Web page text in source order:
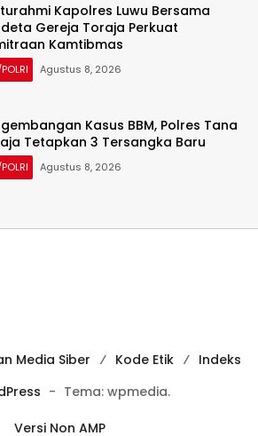
Kapolres Luwu Bersama
Gereja Toraja Perkuat
Kamtibmas
Agustus 8, 2026
Kasus BBM, Polres Tana
Tetapkan 3 Tersangka Baru
Agustus 8, 2026
Media Siber Kode Etik
Indeks
- Tema: wpmedia.
Versi Non AMP